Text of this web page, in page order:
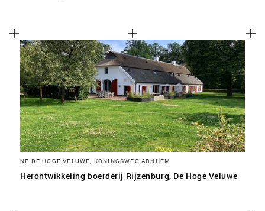
NP DE HOGE VELUWE, KONINGSWEG ARNHEM
Herontwikkeling boerderij Rijzenburg, De Hoge Veluwe